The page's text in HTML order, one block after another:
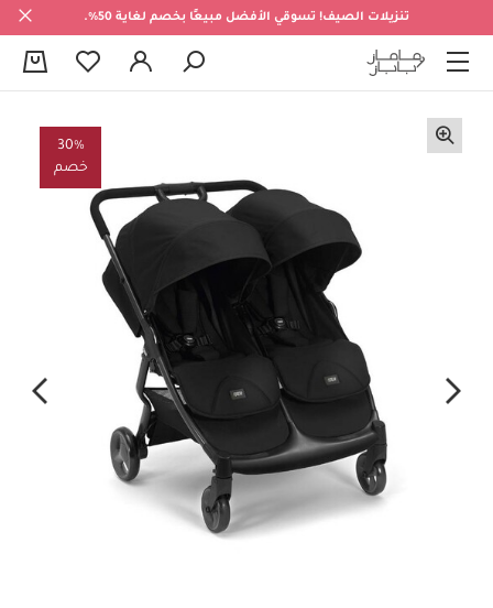
تنزيلات الصيف! تسوقي الأفضل مبيعًا بخصم لغاية 50%.
30%
خصم